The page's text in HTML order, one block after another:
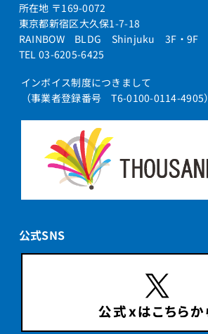
所在地 〒169-0072
東京都新宿区大久保1-7-18
RAINBOW BLDG Shinjuku 3F・9F
TEL 03-6205-6425
インボイス制度につきまして
（事業者登録番号 T6-0100-0114-4905）
公式SNS